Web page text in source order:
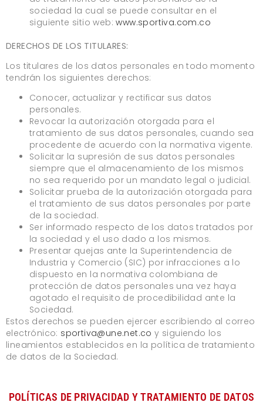
sociedad la cual se puede consultar en el
siguiente sitio web:www.sportiva.com.co
DERECHOS DE LOS TITULARES:
Los titulares de los datos personales en todo momento
tendrán los siguientes derechos:
Conocer, actualizar y rectificar sus datos
personales.
Revocar la autorización otorgada para el
tratamiento de sus datos personales, cuando sea
procedente de acuerdo con la normativa vigente.
Solicitar la supresión de sus datos personales
siempre que el almacenamiento de los mismos
no sea requerido por un mandato legal o judicial.
Solicitar prueba de la autorización otorgada para
el tratamiento de sus datos personales por parte
de la sociedad.
Ser informado respecto de los datos tratados por
la sociedad y el uso dado a los mismos.
Presentar quejas ante la Superintendencia de
Industria y Comercio (SIC) por infracciones a lo
dispuesto en la normativa colombiana de
protección de datos personales una vez haya
agotado el requisito de procedibilidad ante la
Sociedad.
Estos derechos se pueden ejercer escribiendo al correo
electrónico: sportiva@une.net.co y siguiendo los
lineamientos establecidos en la política de tratamiento
de datos de la Sociedad.
POLÍTICAS DE PRIVACIDAD Y TRATAMIENTO DE DATOS